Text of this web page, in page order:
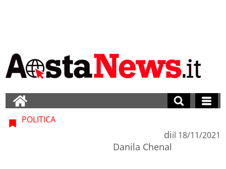
POLITICA
di
Danila Chenal
il 18/11/2021